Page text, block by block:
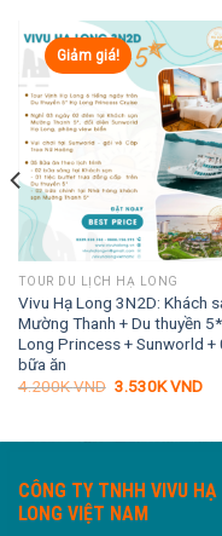
Giảm giá!
TOUR DU LỊCH HẠ LONG
Vivu Hạ Long 3N2D: Khách
Mường Thanh + Du thuyền
Long Princess + Sunworld +
bữa ăn
4.200KVND Giá
3.530KVNDGiá
CÔNG TY TNHH VIVU HẠ
LONG VIỆT NAM